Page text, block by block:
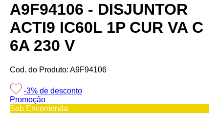
A9F94106 - DISJUNTOR
ACTI9 IC60L 1P CUR VA C
6A 230 V
Cod. do Produto: A9F94106
-3% de desconto
Promoção
Sob Encomenda